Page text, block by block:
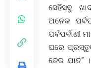
ସେହିସବୁ
ଅନେକ
ଘରେ
ତେର ଯାତ”